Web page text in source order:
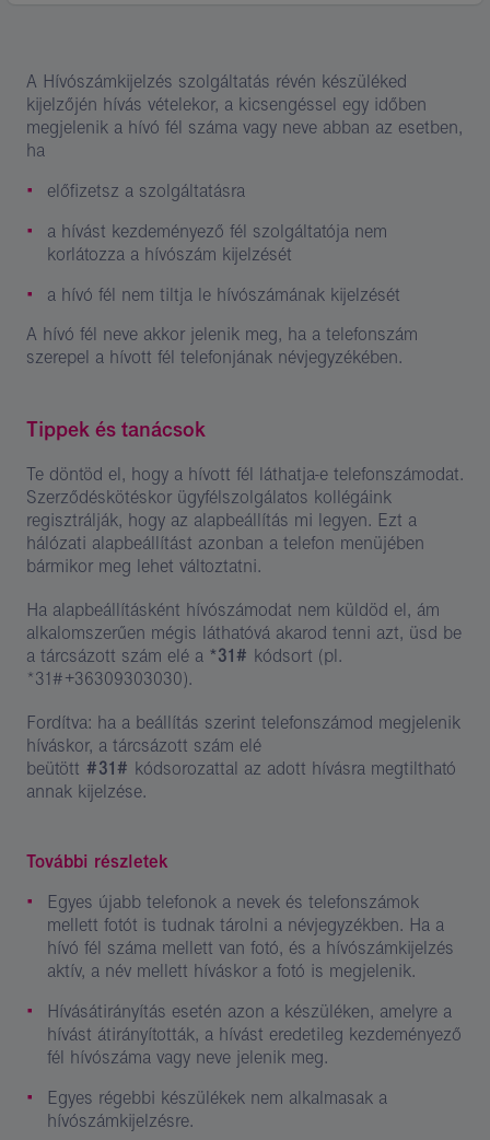
A Hívószámkijelzés szolgáltatás révén készüléked
kijelzőjén hívás vételekor, a kicsengéssel egy időben
megjelenik a hívó fél száma vagy neve abban az esetben,
ha
előfizetsz a szolgáltatásra
a hívást kezdeményező fél szolgáltatója nem
korlátozza a hívószám kijelzését
a hívó fél nem tiltja le hívószámának kijelzését
A hívó fél neve akkor jelenik meg, ha a telefonszám
szerepel a hívott fél telefonjának névjegyzékében.
Tippek és tanácsok
Te döntöd el, hogy a hívott fél láthatja-e telefonszámodat.
Szerződéskötéskor ügyfélszolgálatos kollégáink
regisztrálják, hogy az alapbeállítás mi legyen. Ezt a
hálózati alapbeállítást azonban a telefon menüjében
bármikor meg lehet változtatni.
Ha alapbeállításként hívószámodat nem küldöd el, ám
alkalomszerűen mégis láthatóvá akarod tenni azt, üsd be
a tárcsázott szám elé a *31# kódsort (pl.
*31#+36309303030).
Fordítva: ha a beállítás szerint telefonszámod megjelenik
híváskor, a tárcsázott szám elé
beütött #31# kódsorozattal az adott hívásra megtiltható
annak kijelzése.
További részletek
Egyes újabb telefonok a nevek és telefonszámok
mellett fotót is tudnak tárolni a névjegyzékben. Ha a
hívó fél száma mellett van fotó, és a hívószámkijelzés
aktív, a név mellett híváskor a fotó is megjelenik.
Hívásátirányítás esetén azon a készüléken, amelyre a
hívást átirányították, a hívást eredetileg kezdeményező
fél hívószáma vagy neve jelenik meg.
Egyes régebbi készülékek nem alkalmasak a
hívószámkijelzésre.